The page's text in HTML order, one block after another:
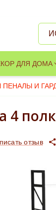
ДЛЯ ДОМА
И
4
отзыв